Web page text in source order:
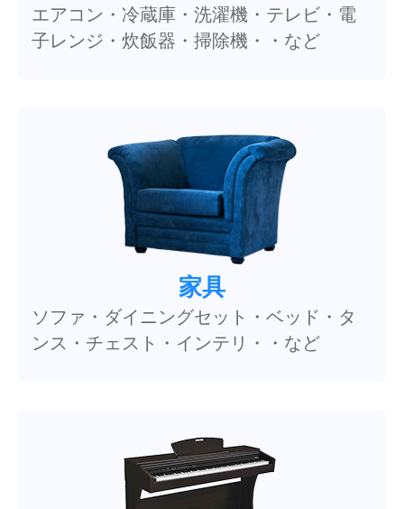
エアコン・冷蔵庫・洗濯機・テレビ・電
子レンジ・炊飯器・掃除機・・など
家具
ソファ・ダイニングセット・ベッド・タ
ンス・チェスト・インテリ・・など